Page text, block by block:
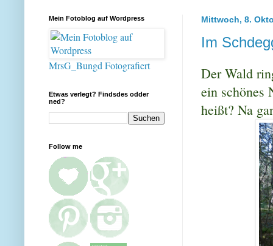
Mittwoch, 8.
Im
Der Wald
ein schönes
heißt? Na
Mein Fotoblog auf Wordpress
MrsG_Bungd Fotografiert
Etwas verlegt? Findsdes odder
ned?
Follow me